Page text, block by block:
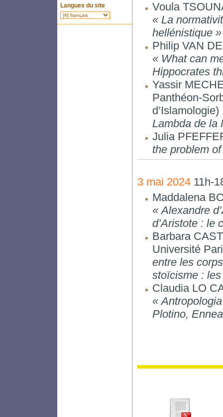
Langues du site
Voula
« La
hellénistique »
Philip VAN
« What can
Hippocrates
Yassir
Panthéon-
Lambda de la
Julia
the problem
3 mai 202411h-
Maddalena
« Alexandre
d’Aristote : le
Barbara
Université
entre les
stoïcisme : les
Claudia LO
«
Plotino,